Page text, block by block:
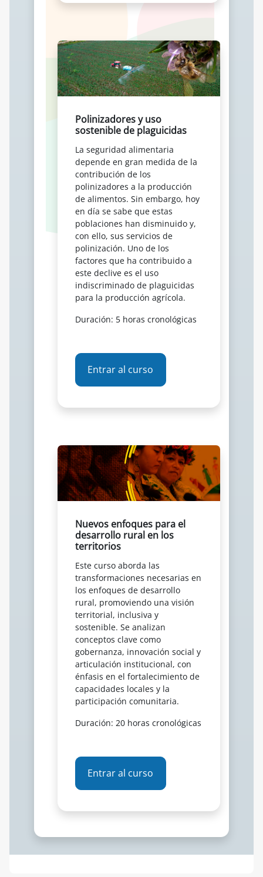
Polinizadores y uso
sostenible de plaguicidas
La seguridad alimentaria
depende en gran medida de la
contribución de los
polinizadores a la producción
de alimentos. Sin embargo, hoy
en día se sabe que estas
poblaciones han disminuido y,
con ello, sus servicios de
polinización. Uno de los
factores que ha contribuido a
este declive es el uso
indiscriminado de plaguicidas
para la producción agrícola.
Duración: 5 horas cronológicas
Entrar al curso
Nuevos enfoques para el
desarrollo rural en los
territorios
Este curso aborda las
transformaciones necesarias en
los enfoques de desarrollo
rural, promoviendo una visión
territorial, inclusiva y
sostenible. Se analizan
conceptos clave como
gobernanza, innovación social y
articulación institucional, con
énfasis en el fortalecimiento de
capacidades locales y la
participación comunitaria.
Duración: 20 horas cronológicas
Entrar al curso